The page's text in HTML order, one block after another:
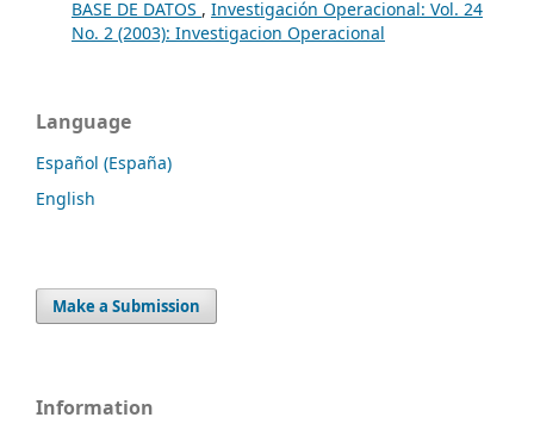
BASE DE DATOS , Investigación Operacional: Vol. 24
No. 2 (2003): Investigacion Operacional
Language
Español (España)
English
Make a Submission
Information